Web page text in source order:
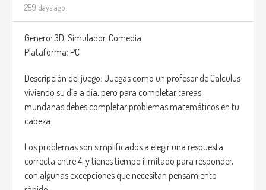
259 days ago
Genero: 3D, Simulador, Comedia
Plataforma: PC
Descripción del juego: Juegas como un profesor de Calculus
viviendo su día a día, pero para completar tareas
mundanas debes completar problemas matemáticos en tu
cabeza.
Los problemas son simplificados a elegir una respuesta
correcta entre 4, y tienes tiempo ilimitado para responder,
con algunas excepciones que necesitan pensamiento